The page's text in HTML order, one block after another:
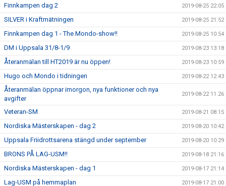
Finnkampen dag 2 2019-08-25 22:05
SILVER i Kraftmätningen 2019-08-25 21:52
Finnkampen dag 1 - The Mondo-show!! 2019-08-25 10:54
DM i Uppsala 31/8-1/9 2019-08-23 13:18
Återanmälan till HT2019 är nu öppen! 2019-08-23 10:59
Hugo och Mondo i tidningen 2019-08-22 12:43
Återanmälan öppnar imorgon, nya funktioner och nya
avgifter
2019-08-22 11:26
Veteran-SM 2019-08-21 08:15
Nordiska Mästerskapen - dag 2 2019-08-20 10:42
Uppsala Friidrottsarena stängd under september 2019-08-20 10:29
BRONS PÅ LAG-USM!! 2019-08-18 21:16
Nordiska Mästerskapen - dag 1 2019-08-17 21:14
Lag-USM på hemmaplan 2019-08-17 21:00